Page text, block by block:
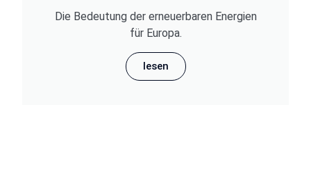
Die Bedeutung der erneuerbaren Energien
für Europa.
lesen